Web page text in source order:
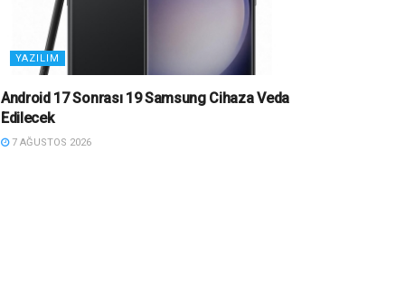
YAZILIM
Android 17 Sonrası 19 Samsung Cihaza Veda
Edilecek
7 AĞUSTOS 2026